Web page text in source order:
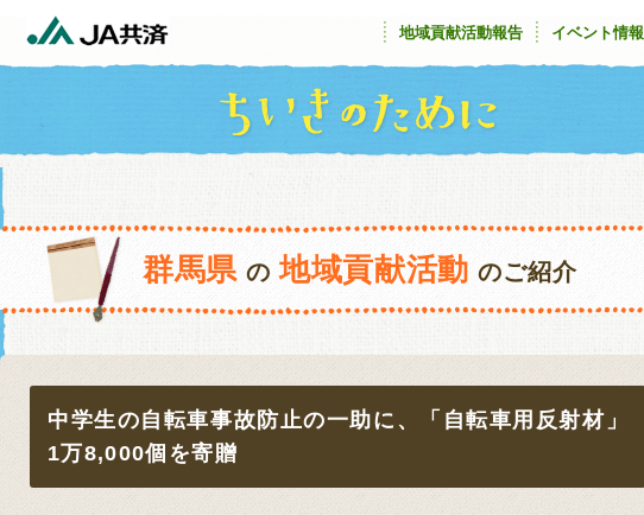
地域貢献活動報告 イベント情報
群馬県 の 地域貢献活動 のご紹介
中学生の自転車事故防止の一助に、「自転車用反射材」
1万8,000個を寄贈